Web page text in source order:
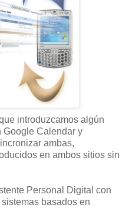
introduzcamos algún
Google Calendar y
ambas,
en ambos sitios sin
Personal Digital con
basados en